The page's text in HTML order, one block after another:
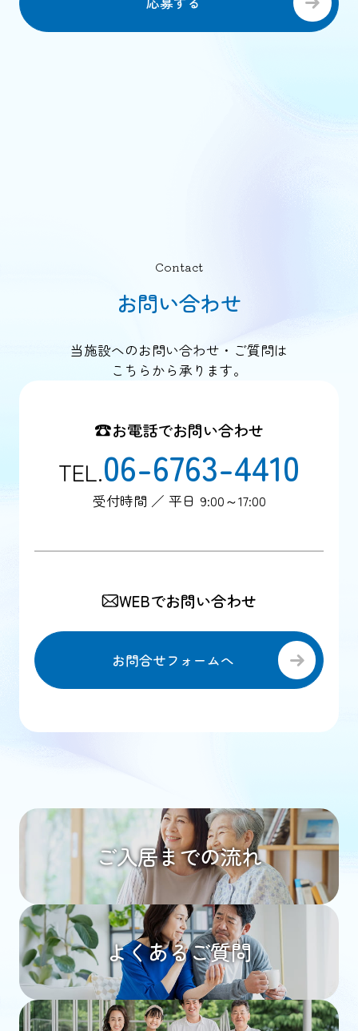
Contact
お問い合わせ
当施設へのお問い合わせ・ご質問は
こちらから承ります。
お電話でお問い合わせ
TEL.06-6763-4410
受付時間 ／ 平日 9:00～17:00
WEBでお問い合わせ
お問合せフォームへ
ご入居までの流れ
よくあるご質問